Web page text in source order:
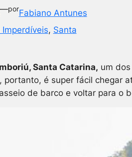
—porFabiano Antunes
Imperdíveis, Santa
Santa Catarina, um
portanto, é super fácil chegar
de barco e voltar para o